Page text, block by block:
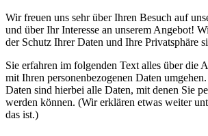
Wir freuen uns sehr über Ihren Besuch auf
und über Ihr Interesse an unserem Angebot!
der Schutz Ihrer Daten und Ihre Privatsphäre
Sie erfahren im folgenden Text alles über die
mit Ihren personenbezogenen Daten
Daten sind hierbei alle Daten, mit denen Sie
werden können. (Wir erklären etwas weiter
das ist.)